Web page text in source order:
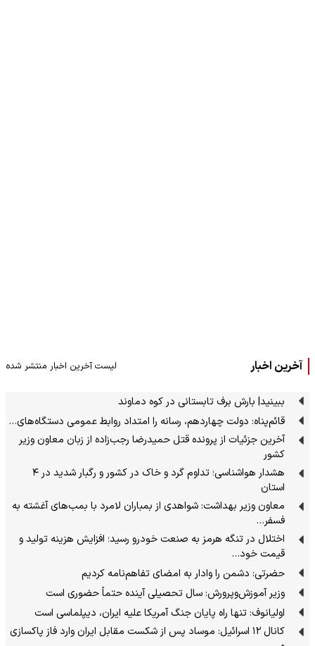
آخرین اخبار لیست آخرین اخبار منتشر شده
ببینید| بارش برف تابستانی در کوه دماوند
قائم‌پناه: دولت چهاردهم، رسانه را امتداد روابط عمومی دستگاه‌های…
آخرین جزئیات از پرونده قتل حمیدرضا رجب‌زاده از زبان معاون وزیر
کشور
هشدار هواشناسی؛ تداوم گرد و خاک در کشور و رگبار شدید در ۴
استان
معاون وزیر بهداشت: شواهدی از بمباران لامرد با بمب‌های آغشته به
فسفر…
اختلال در تنگه هرمز به صنعت خودرو رسید؛ افزایش هزینه تولید و
قیمت خود…
حضرتی: دشمن را وادار به امضای تفاهم‌نامه کردیم
وزیر آموزش‌وپرورش: سال تحصیلی آینده حتماً حضوری است
اولیانوف: تنها راه پایان جنگ آمریکا علیه ایران، دیپلماسی است
کانال ۱۲ اسرائیل: موساد پس از شکست مقابل ایران وارد فاز پاکسازی